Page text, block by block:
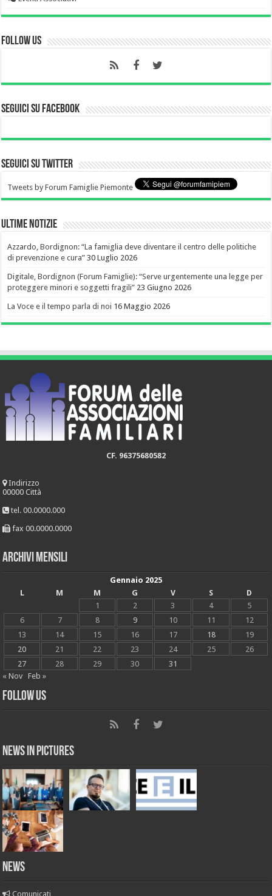
Follow Us
Seguici su Facebook
Seguici su Twitter
Tweets by Forum Famiglie Piemonte
Ultime notizie
Azzardo, Bordignon: “La famiglia deve diventare il centro delle politiche
di prevenzione e cura” 30 Luglio 2026
Digitale, Bordignon (Forum Famiglie): “Serve urgentemente una legge per
proteggere minori e soggetti fragili” 23 Giugno 2026
La Voce e il tempo parla di noi 16 Maggio 2026
CF. 96375680582
Indirizzo
00000 Città
tel. 00.0000.000
fax 00.0000.0000
Archivi mensili
Gennaio 2025
L
M M G V S
D
1
2 3 4
5
6
7 8 9 10 11
12
13
14 15 16 17 18
19
20
21 22 23 24 25
26
27
28 29 30
31
« Nov
Feb »
Follow Us
News in Pictures
NEWS
Comunicati